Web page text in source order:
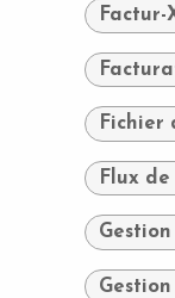
Factur-
Fichier
Flux